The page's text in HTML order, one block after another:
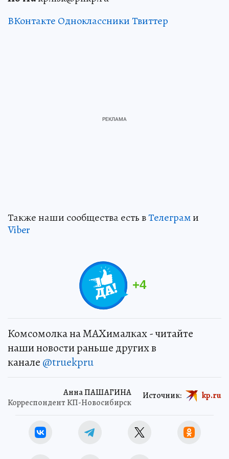
ВКонтакте ОдноклассникиТвиттер
Также наши сообщества есть вТелеграми
Viber
+4
Комсомолка на MAXималках - читайте
наши новости раньше других в
канале @truekpru
Анна ПАШАГИНА
Корреспондент КП-Новосибирск
Источник: kp.ru